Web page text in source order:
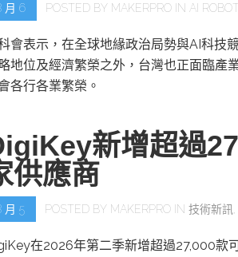
月 6 POSTED BY MAKERPRO IN AI ROBOT
會表示，在全球地緣政治局勢與AI科技
地位及經濟繁榮之外，台灣也正面臨產
各行各業繁榮。
新增超過
供應商
月 5 POSTED BY MAKERPRO IN 技術新訊
在2026年第二季新增超過27,000款